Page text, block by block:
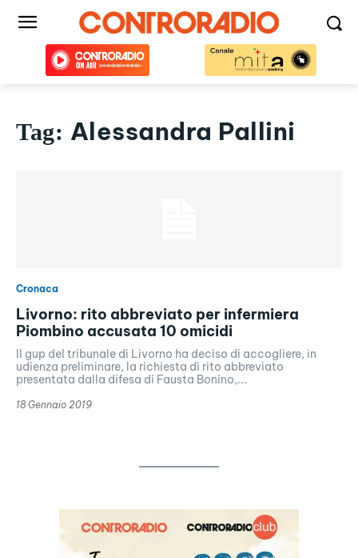
Tag: Alessandra Pallini
Cronaca
Livorno: rito abbreviato per infermiera
Piombino accusata 10 omicidi
Il gup del tribunale di Livorno ha deciso di accogliere, in
udienza preliminare, la richiesta di rito abbreviato
presentata dalla difesa di Fausta Bonino,...
18 Gennaio 2019